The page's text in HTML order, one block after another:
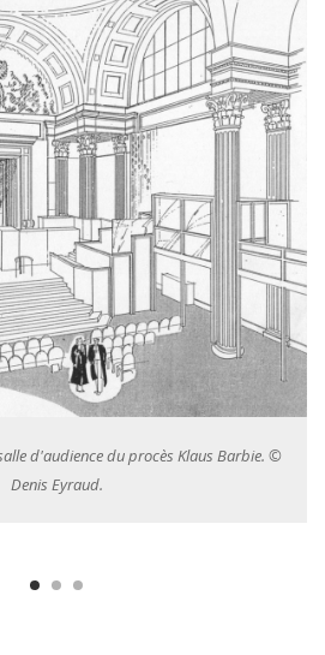
Fortunée Benguigui et Ita-Rosa
leur audition le 2 juin 1987. © Archives